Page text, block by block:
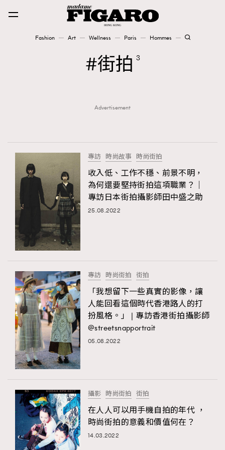
Fashion Art Wellness Paris Hommes
TRENDING
AFrenchMind
DressLikeAParisienne
EmpowerF
FashionWeek FigaroAesthetic
Fashion
Paris
Hommes
AFrenchMind
DressLikeAParisienne
EmpowerF 103
FashionWeek 191
FigaroAesthetic 308
FigaroAstrology
FigaroBeautyRitual
FigaroCeleb 547
FigaroCinéma 281
FigaroDigitalCover 17
FigaroExhibition 12
#FigaroExhibition Wyman 揭曉 Figaro Exhibition
第二站！
街拍 3
Advertisement
專訪 時尚故事 時尚街拍
收入低、工作不穩、前景不明，
為何還要堅持街拍這項職業？｜
專訪日本街拍攝影師田中盛之助
25.08.2022
專訪 時尚街拍 街拍
「我想留下一些真實的影像，讓
人能回看這個時代香港路人的打
扮風格。」 | 專訪香港街拍攝影師
@streetsnapportrait
05.08.2022
攝影 時尚街拍 街拍
在人人可以用手機自拍的年代 ，
時尚街拍的意義和價值何在？
14.03.2022